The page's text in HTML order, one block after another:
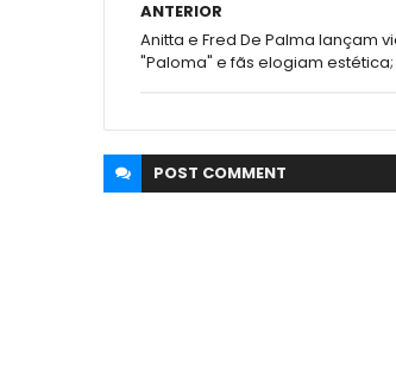
ANTERIOR
Anitta e Fred De Palma lançam
"Paloma" e fãs elogiam
POST COMMENT